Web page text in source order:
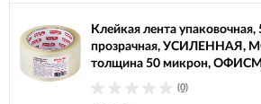
Клейкая лента
прозрачная,
толщина 50 микрон,
(0)